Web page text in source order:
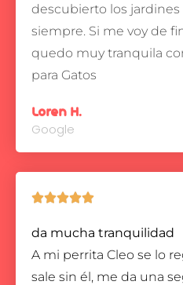
descubierto los
siempre. Si me voy de
quedo muy tranquila
para Gatos
Loren H.
Google

da mucha tranquilidad
A mi perrita Cleo se lo
sale sin él, me da una